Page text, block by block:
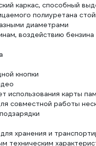
каркас, способный
полиуретана
диаметрами
воздействию
кнопки
карты
совместной работы
хранения и
техническим